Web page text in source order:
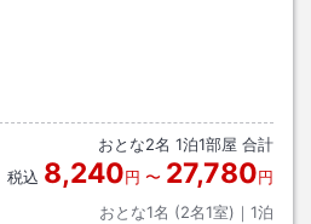
おとな2名 1泊1部屋 合計
税込 8,240円 〜 27,780円
おとな1名 (2名1室)｜ 1泊